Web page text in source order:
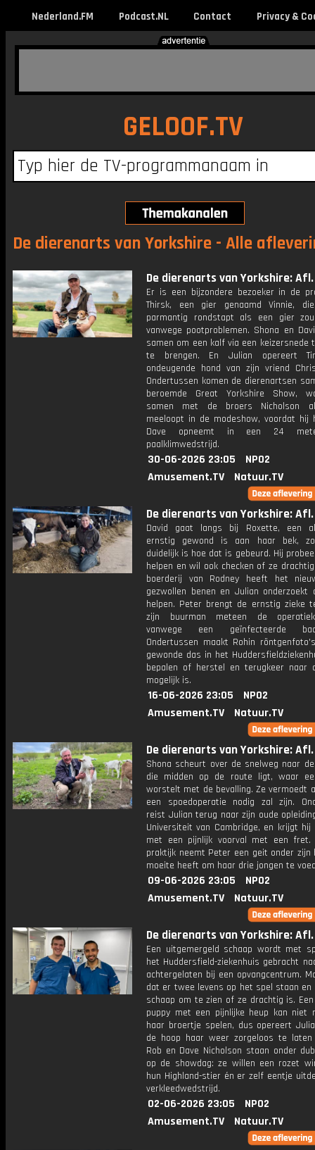
Nederland.FM Podcast.NL Contact Privacy &
GELOOF.TV
De dierenarts van Yorkshire - Alle
De dierenarts van Yorkshire:
Er is een bijzondere bezoeker in de
Thirsk, een gier genaamd Vinnie,
parmantig rondstapt als een gier
vanwege pootproblemen. Shona en
samen om een kalf via een keizersnede
te brengen. En Julian opereert
ondeugende hond van zijn vriend
Ondertussen komen de dierenartsen
beroemde Great Yorkshire Show,
samen met de broers Nicholson
meeloopt in de modeshow, voordat hij
Dave opneemt in een 24
paalklimwedstrijd.
30-06-2026 23:05
NPO2
Amusement.TV
Natuur.TV
De dierenarts van Yorkshire:
David gaat langs bij Roxette, een
ernstig gewond is aan haar bek,
duidelijk is hoe dat is gebeurd. Hij
helpen en wil ook checken of ze
boerderij van Rodney heeft het
gezwollen benen en Julian onderzoekt
helpen. Peter brengt de ernstig zieke
zijn buurman meteen de
vanwege een geïnfecteerde
Ondertussen maakt Rohin
gewonde das in het
bepalen of herstel en terugkeer naar
mogelijk is.
16-06-2026 23:05
NPO2
Amusement.TV
Natuur.TV
De dierenarts van Yorkshire:
Shona scheurt over de snelweg naar
die midden op de route ligt, waar
worstelt met de bevalling. Ze vermoedt
een spoedoperatie nodig zal zijn.
reist Julian terug naar zijn oude
Universiteit van Cambridge, en krijgt hij
met een pijnlijk voorval met een
praktijk neemt Peter een geit onder zijn
moeite heeft om haar drie jongen te
09-06-2026 23:05
NPO2
Amusement.TV
Natuur.TV
De dierenarts van Yorkshire:
Een uitgemergeld schaap wordt met
het Huddersfield-ziekenhuis gebracht
achtergelaten bij een opvangcentrum.
dat er twee levens op het spel staan
schaap om te zien of ze drachtig is.
puppy met een pijnlijke heup kan niet
haar broertje spelen, dus opereert
de hoop haar weer zorgeloos te laten
Rob en Dave Nicholson staan onder
op de showdag: ze willen een rozet
hun Highland-stier én er zelf eentje
verkleedwedstrijd.
02-06-2026 23:05
NPO2
Amusement.TV
Natuur.TV